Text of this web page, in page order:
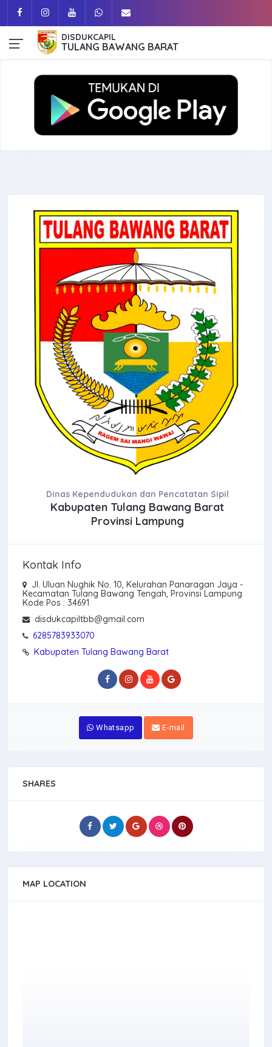
DISDUKCAPIL
TULANG BAWANG BARAT
Dinas Kependudukan dan Pencatatan Sipil
Kabupaten Tulang Bawang Barat
Provinsi Lampung
Kontak Info
Jl. Uluan Nughik No. 10, Kelurahan Panaragan Jaya -
Kecamatan Tulang Bawang Tengah, Provinsi Lampung
Kode Pos : 34691
disdukcapiltbb@gmail.com
6285783933070
Kabupaten Tulang Bawang Barat
Whatsapp E-mail
SHARES
MAP LOCATION